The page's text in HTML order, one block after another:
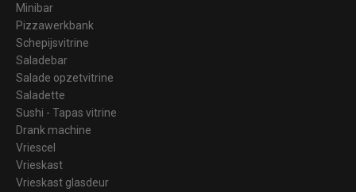
Minibar
Pizzawerkbank
Schepijsvitrine
Saladebar
Salade opzetvitrine
Saladette
Sushi - Tapas vitrine
Drank machine
Vriescel
Vrieskast
Vrieskast glasdeur